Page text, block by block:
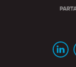
Page